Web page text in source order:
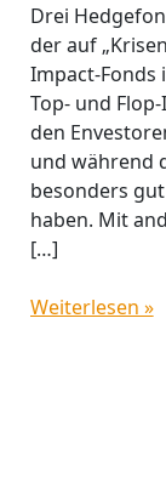
Drei
der auf
Impact-Fonds
Top- und
den
und während
besonders
haben. Mit
[…]
Weiterlesen »